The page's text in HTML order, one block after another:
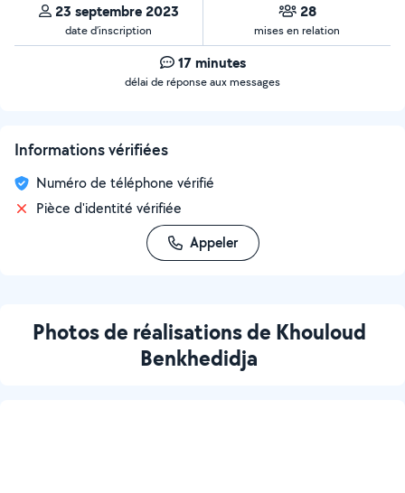
23 septembre 2023
date d’inscription
28
mises en relation
17 minutes
délai de réponse aux messages
Informations vérifiées
Numéro de téléphone vérifié
Pièce d'identité vérifiée
Appeler
Photos de réalisations de Khouloud
Benkhedidja